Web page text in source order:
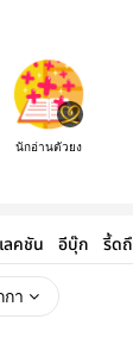
นักอ่านตัวยง
ลคชัน อีบุ๊ก รี้ด
า